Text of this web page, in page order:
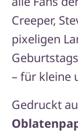
Creeper,
pixeligen
– für kleine
Gedruckt